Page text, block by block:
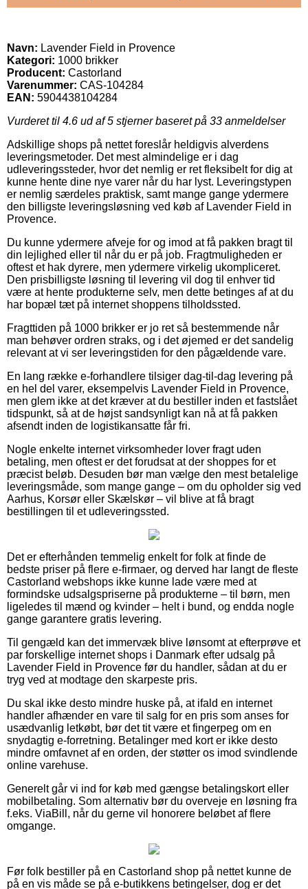
Navn: Lavender Field in Provence
Kategori: 1000 brikker
Producent: Castorland
Varenummer: CAS-104284
EAN: 5904438104284
Vurderet til 4.6 ud af 5 stjerner baseret på 33 anmeldelser
Adskillige shops på nettet foreslår heldigvis alverdens
leveringsmetoder. Det mest almindelige er i dag
udleveringssteder, hvor det nemlig er ret fleksibelt for dig at
kunne hente dine nye varer når du har lyst. Leveringstypen
er nemlig særdeles praktisk, samt mange gange ydermere
den billigste leveringsløsning ved køb af Lavender Field in
Provence.
Du kunne ydermere afveje for og imod at få pakken bragt til
din lejlighed eller til når du er på job. Fragtmuligheden er
oftest et hak dyrere, men ydermere virkelig ukompliceret.
Den prisbilligste løsning til levering vil dog til enhver tid
være at hente produkterne selv, men dette betinges af at du
har bopæl tæt på internet shoppens tilholdssted.
Fragttiden på 1000 brikker er jo ret så bestemmende når
man behøver ordren straks, og i det øjemed er det sandelig
relevant at vi ser leveringstiden for den pågældende vare.
En lang række e-forhandlere tilsiger dag-til-dag levering på
en hel del varer, eksempelvis Lavender Field in Provence,
men glem ikke at det kræver at du bestiller inden et fastslået
tidspunkt, så at de højst sandsynligt kan nå at få pakken
afsendt inden de logistikansatte får fri.
Nogle enkelte internet virksomheder lover fragt uden
betaling, men oftest er det forudsat at der shoppes for et
præcist beløb. Desuden bør man vælge den mest betalelige
leveringsmåde, som mange gange – om du opholder sig ved
Aarhus, Korsør eller Skælskør – vil blive at få bragt
bestillingen til et udleveringssted.
Det er efterhånden temmelig enkelt for folk at finde de
bedste priser på flere e-firmaer, og derved har langt de fleste
Castorland webshops ikke kunne lade være med at
formindske udsalgspriserne på produkterne – til børn, men
ligeledes til mænd og kvinder – helt i bund, og endda nogle
gange garantere gratis levering.
Til gengæld kan det immervæk blive lønsomt at efterprøve et
par forskellige internet shops i Danmark efter udsalg på
Lavender Field in Provence før du handler, sådan at du er
tryg ved at modtage den skarpeste pris.
Du skal ikke desto mindre huske på, at ifald en internet
handler afhænder en vare til salg for en pris som anses for
usædvanlig letkøbt, bør det tit være et fingerpeg om en
snydagtig e-forretning. Betalinger med kort er ikke desto
mindre omfavnet af en orden, der støtter os imod svindlende
online varehuse.
Generelt går vi ind for køb med gængse betalingskort eller
mobilbetaling. Som alternativ bør du overveje en løsning fra
f.eks. ViaBill, når du gerne vil honorere beløbet af flere
omgange.
Før folk bestiller på en Castorland shop på nettet kunne de
på en vis måde se på e-butikkens betingelser, dog er det